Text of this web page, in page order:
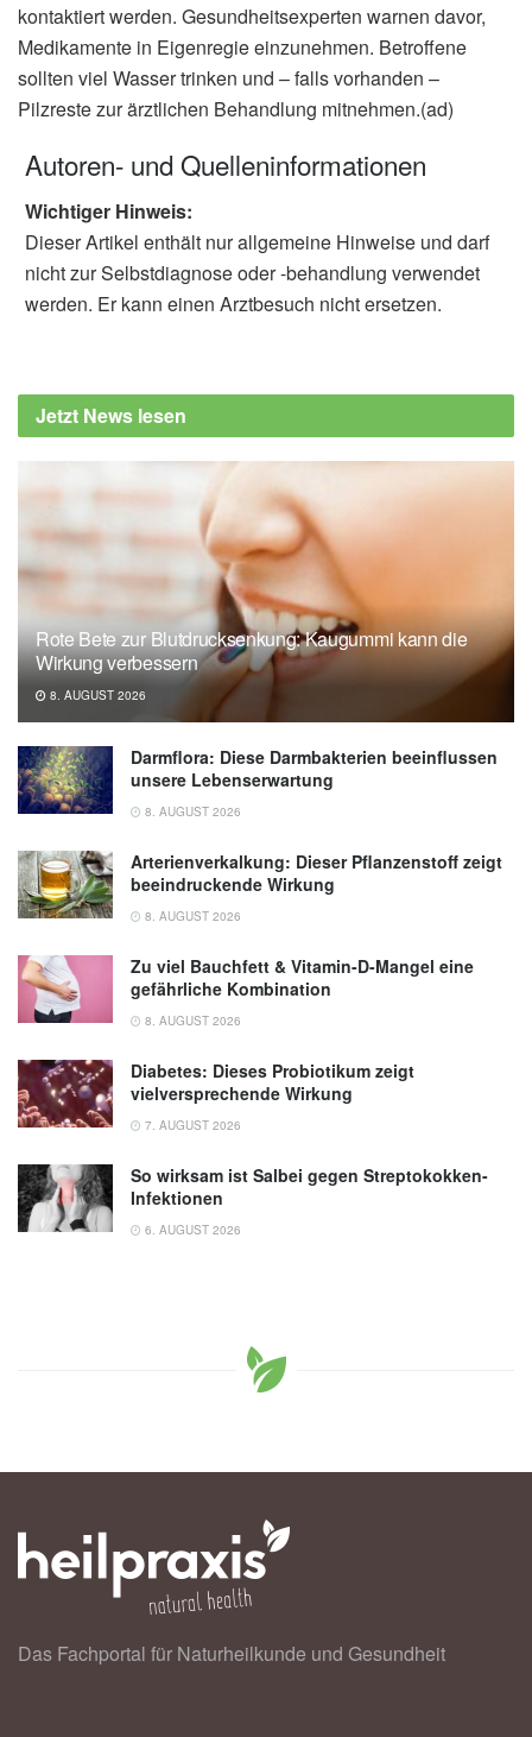
kontaktiert werden. Gesundheitsexperten warnen davor,
Medikamente in Eigenregie einzunehmen. Betroffene
sollten viel Wasser trinken und – falls vorhanden –
Pilzreste zur ärztlichen Behandlung mitnehmen.(ad)
Autoren- und Quelleninformationen
Wichtiger Hinweis:
Dieser Artikel enthält nur allgemeine Hinweise und darf
nicht zur Selbstdiagnose oder -behandlung verwendet
werden. Er kann einen Arztbesuch nicht ersetzen.
Jetzt News lesen
Rote Bete zur Blutdrucksenkung: Kaugummi kann die
Wirkung verbessern
8. AUGUST 2026
Darmflora: Diese Darmbakterien beeinflussen
unsere Lebenserwartung
8. AUGUST 2026
Arterienverkalkung: Dieser Pflanzenstoff zeigt
beeindruckende Wirkung
8. AUGUST 2026
Zu viel Bauchfett & Vitamin-D-Mangel eine
gefährliche Kombination
8. AUGUST 2026
Diabetes: Dieses Probiotikum zeigt
vielversprechende Wirkung
7. AUGUST 2026
So wirksam ist Salbei gegen Streptokokken-
Infektionen
6. AUGUST 2026
Das Fachportal für Naturheilkunde und Gesundheit